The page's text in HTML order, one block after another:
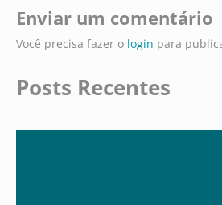
Enviar um comentário
Você precisa fazer o login para
Posts Recentes